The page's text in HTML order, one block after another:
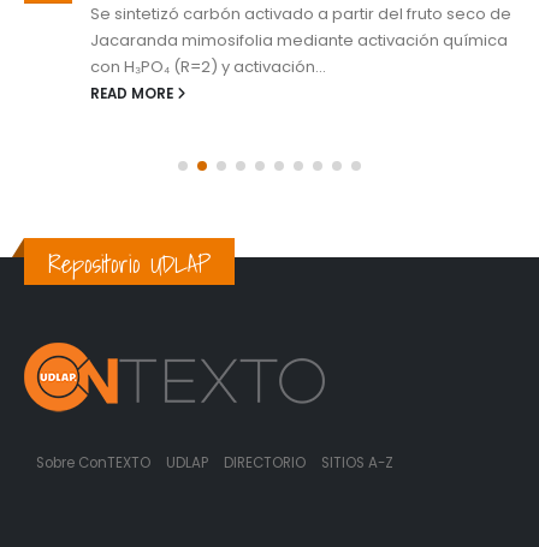
Se sintetizó carbón activado a partir del fruto seco de
Jacaranda mimosifolia mediante activación química
con H₃PO₄ (R=2) y activación...
READ MORE
Repositorio UDLAP
Sobre ConTEXTO UDLAP DIRECTORIO SITIOS A-Z